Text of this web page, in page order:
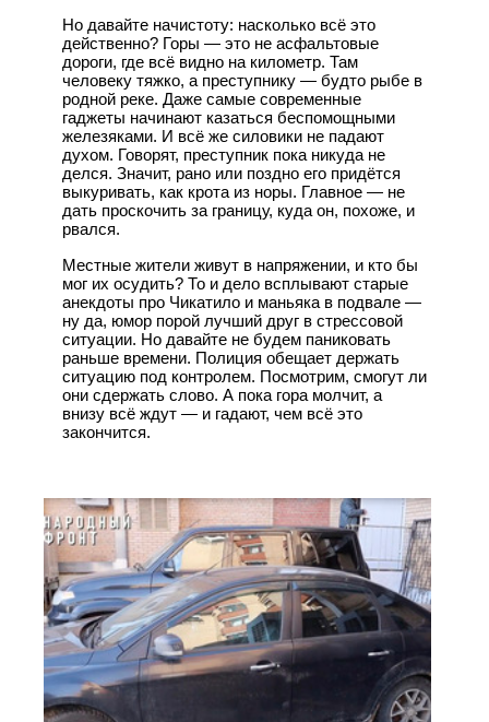
Но давайте начистоту: насколько всё это
действенно? Горы — это не асфальтовые
дороги, где всё видно на километр. Там
человеку тяжко, а преступнику — будто рыбе в
родной реке. Даже самые современные
гаджеты начинают казаться беспомощными
железяками. И всё же силовики не падают
духом. Говорят, преступник пока никуда не
делся. Значит, рано или поздно его придётся
выкуривать, как крота из норы. Главное — не
дать проскочить за границу, куда он, похоже, и
рвался.
Местные жители живут в напряжении, и кто бы
мог их осудить? То и дело всплывают старые
анекдоты про Чикатило и маньяка в подвале —
ну да, юмор порой лучший друг в стрессовой
ситуации. Но давайте не будем паниковать
раньше времени. Полиция обещает держать
ситуацию под контролем. Посмотрим, смогут ли
они сдержать слово. А пока гора молчит, а
внизу всё ждут — и гадают, чем всё это
закончится.